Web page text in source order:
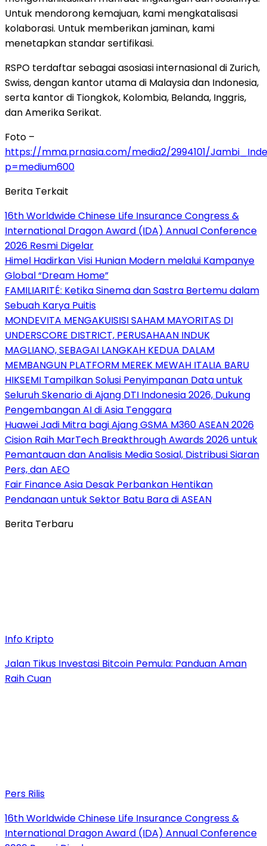
Untuk mendorong kemajuan, kami mengkatalisasi
kolaborasi. Untuk memberikan jaminan, kami
menetapkan standar sertifikasi.
RSPO terdaftar sebagai asosiasi internasional di Zurich,
Swiss, dengan kantor utama di Malaysia dan Indonesia,
serta kantor di Tiongkok, Kolombia, Belanda, Inggris,
dan Amerika Serikat.
Foto –
https://mma.prnasia.com/media2/2994101/
p=medium600
Berita Terkait
16th Worldwide Chinese Life Insurance Congress &
International Dragon Award (IDA) Annual Conference
2026 Resmi Digelar
Himel Hadirkan Visi Hunian Modern melalui Kampanye
Global “Dream Home”
FAMILIARITÉ: Ketika Sinema dan Sastra Bertemu dalam
Sebuah Karya Puitis
MONDEVITA MENGAKUISISI SAHAM MAYORITAS DI
UNDERSCORE DISTRICT, PERUSAHAAN INDUK
MAGLIANO, SEBAGAI LANGKAH KEDUA DALAM
MEMBANGUN PLATFORM MEREK MEWAH ITALIA BARU
HIKSEMI Tampilkan Solusi Penyimpanan Data untuk
Seluruh Skenario di Ajang DTI Indonesia 2026, Dukung
Pengembangan AI di Asia Tenggara
Huawei Jadi Mitra bagi Ajang GSMA M360 ASEAN 2026
Cision Raih MarTech Breakthrough Awards 2026 untuk
Pemantauan dan Analisis Media Sosial, Distribusi Siaran
Pers, dan AEO
Fair Finance Asia Desak Perbankan Hentikan
Pendanaan untuk Sektor Batu Bara di ASEAN
Berita Terbaru
Info Kripto
Jalan Tikus Investasi Bitcoin Pemula: Panduan Aman
Raih Cuan
Pers Rilis
16th Worldwide Chinese Life Insurance Congress &
International Dragon Award (IDA) Annual Conference